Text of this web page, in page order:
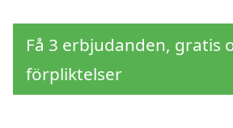
Få 3 erbjudanden, gratis
förpliktelser